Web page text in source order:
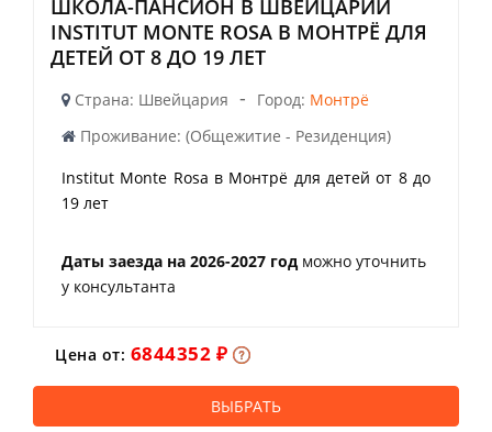
ШКОЛА-ПАНСИОН В ШВЕЙЦАРИИ
INSTITUT MONTE ROSA В МОНТРЁ ДЛЯ
ДЕТЕЙ ОТ 8 ДО 19 ЛЕТ
Страна: Швейцария - Город: Монтрё
Проживание: (Общежитие - Резиденция)
Institut Monte Rosa в Монтрё для детей от 8 до
19 лет
Даты заезда на 2026-2027 год можно уточнить
у консультанта
Цена от: 6844352 ₽
ВЫБРАТЬ